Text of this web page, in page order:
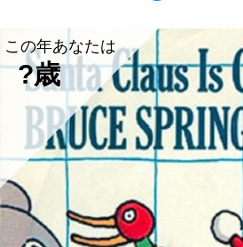
この年あなたは
?歳